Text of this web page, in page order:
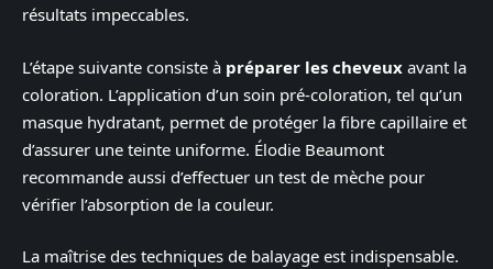
résultats impeccables.
L’étape suivante consiste à préparer les cheveux avant la
coloration. L’application d’un soin pré-coloration, tel qu’un
masque hydratant, permet de protéger la fibre capillaire et
d’assurer une teinte uniforme. Élodie Beaumont
recommande aussi d’effectuer un test de mèche pour
vérifier l’absorption de la couleur.
La maîtrise des techniques de balayage est indispensable.